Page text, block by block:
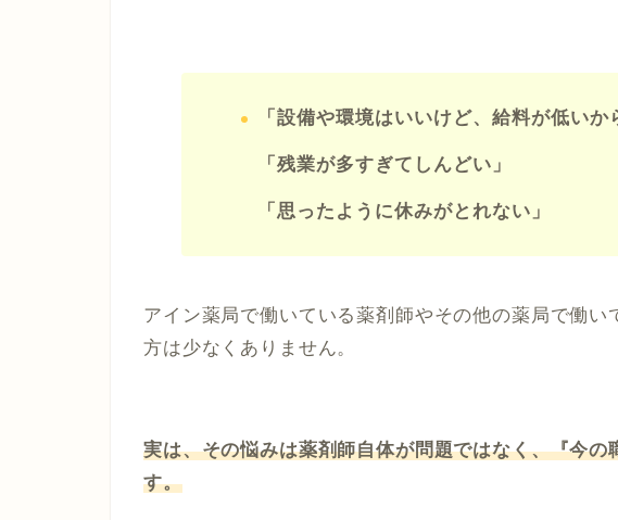
「設備や環境はいいけど、給料が低いか
「残業が多すぎてしんどい」
「思ったように休みがとれない」
アイン薬局で働いている薬剤師やその他の薬局で働い
方は少なくありません。
実は、その悩みは薬剤師自体が問題ではなく、『今
す。